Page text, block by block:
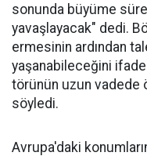
sonunda büyüme
yavaşlayacak" dedi.
ermesinin ardından
yaşanabileceğini
törünün uzun vadede
söyledi.
Avrupa'daki